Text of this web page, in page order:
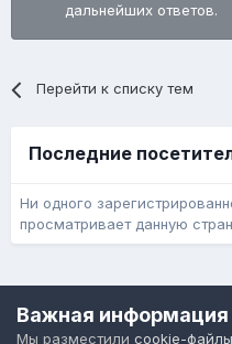
дальнейших ответов.
Перейти к списку тем
Последние
Ни одного
просматривает данную
Форум
Важная информация
Мы разместили cookie-файлы